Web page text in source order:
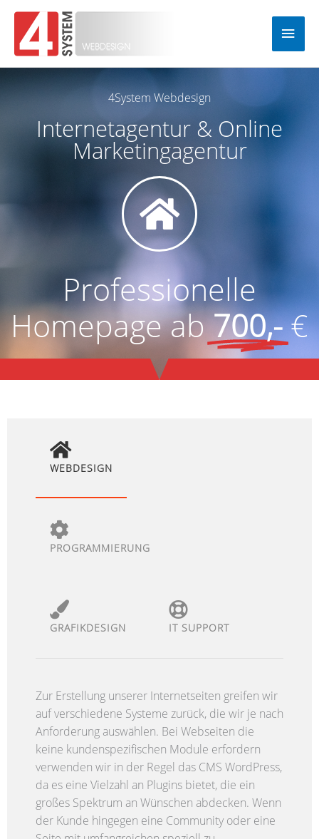
Zum
springen
4System Webdesign
Internetagentur & Online
Marketingagentur
Professionelle
Homepage ab700,-€
WEBDESIGN
PROGRAMMIERUNG
GRAFIKDESIGN IT SUPPORT
Zur Erstellung unserer Internetseiten greifen wir
auf verschiedene Systeme zurück, die wir je nach
Anforderung auswählen. Bei Webseiten die
keine kundenspezifischen Module erfordern
verwenden wir in der Regel das CMS WordPress,
da es eine Vielzahl an Plugins bietet, die ein
großes Spektrum an Wünschen abdecken. Wenn
der Kunde hingegen eine Community oder eine